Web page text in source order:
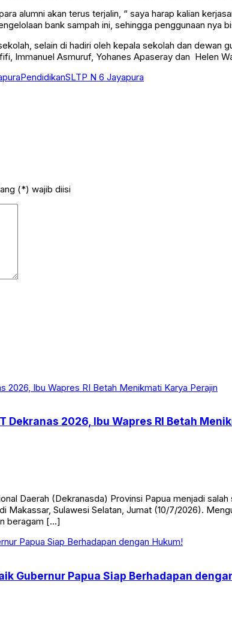
alumni akan terus terjalin, “ saya harap kalian
bank sampah ini, sehingga penggunaan nya
selain di hadiri oleh kepala sekolah dan dewan
Immanuel Asmuruf, Yohanes Apaseray dan Helen
PendidikanSLTP N 6 Jayapura
(*) wajib diisi
Dekranas 2026, Ibu Wapres RI Betah
Daerah (Dekranasda) Provinsi Papua menjadi
Makassar, Sulawesi Selatan, Jumat (10/7/2026).
beragam […]
Gubernur Papua Siap Berhadapan